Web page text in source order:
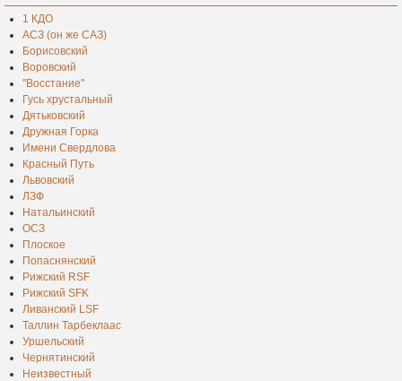
1 КДО
АСЗ (он же САЗ)
Борисовский
Воровский
''Восстание''
Гусь хрустальный
Дятьковский
Дружная Горка
Имени Свердлова
Красный Путь
Львовский
ЛЗФ
Натальинский
ОСЗ
Плоское
Попаснянский
Рижский RSF
Рижский SFK
Ливанский LSF
Таллин Тарбеклаас
Уршельский
Чернятинский
Неизвестный